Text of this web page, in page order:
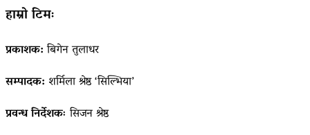
हाम्रो टिमः
प्रकाशक:बिगेन तुलाधर
सम्पादक: शर्मिला श्रेष्ठ ‘सिल्भिया’
प्रवन्ध निर्देशकःसिजन श्रेष्ठ